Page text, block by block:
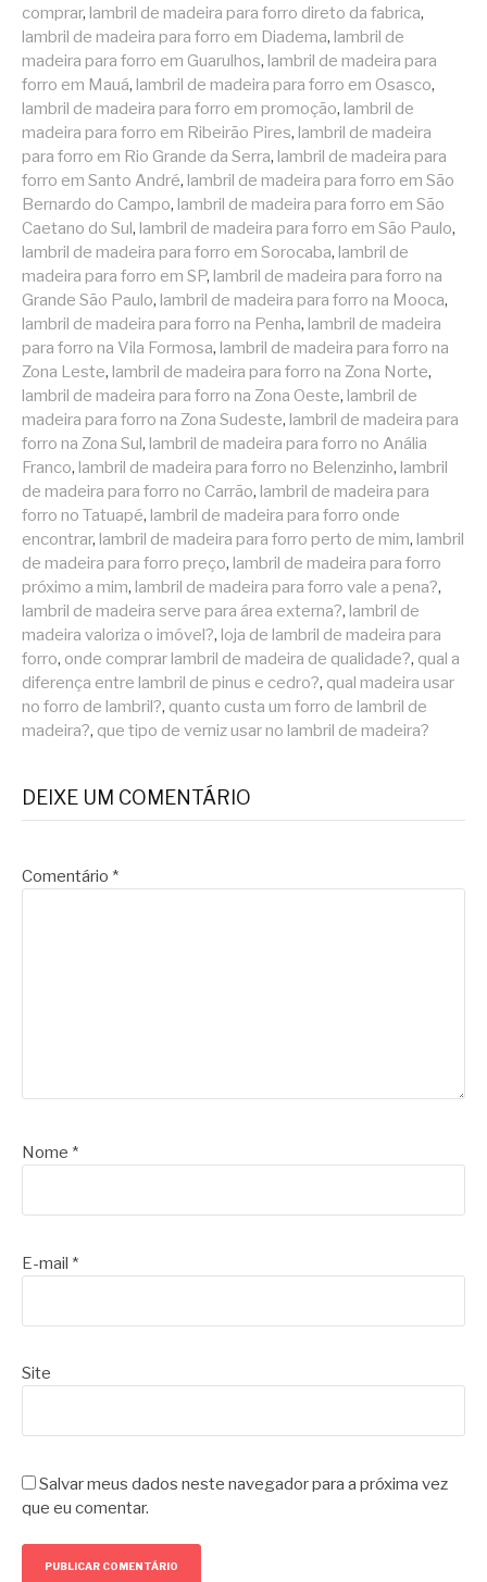
comprar, lambril de madeira para forro direto da fabrica,
lambril de madeira para forro em Diadema, lambril de
madeira para forro em Guarulhos, lambril de madeira para
forro em Mauá, lambril de madeira para forro em Osasco,
lambril de madeira para forro em promoção, lambril de
madeira para forro em Ribeirão Pires, lambril de madeira
para forro em Rio Grande da Serra, lambril de madeira para
forro em Santo André, lambril de madeira para forro em São
Bernardo do Campo, lambril de madeira para forro em São
Caetano do Sul, lambril de madeira para forro em São Paulo,
lambril de madeira para forro em Sorocaba, lambril de
madeira para forro em SP, lambril de madeira para forro na
Grande São Paulo, lambril de madeira para forro na Mooca,
lambril de madeira para forro na Penha, lambril de madeira
para forro na Vila Formosa, lambril de madeira para forro na
Zona Leste, lambril de madeira para forro na Zona Norte,
lambril de madeira para forro na Zona Oeste, lambril de
madeira para forro na Zona Sudeste, lambril de madeira para
forro na Zona Sul, lambril de madeira para forro no Anália
Franco, lambril de madeira para forro no Belenzinho, lambril
de madeira para forro no Carrão, lambril de madeira para
forro no Tatuapé, lambril de madeira para forro onde
encontrar, lambril de madeira para forro perto de mim, lambril
de madeira para forro preço, lambril de madeira para forro
próximo a mim, lambril de madeira para forro vale a pena?,
lambril de madeira serve para área externa?, lambril de
madeira valoriza o imóvel?, loja de lambril de madeira para
forro, onde comprar lambril de madeira de qualidade?, qual a
diferença entre lambril de pinus e cedro?, qual madeira usar
no forro de lambril?, quanto custa um forro de lambril de
madeira?, que tipo de verniz usar no lambril de madeira?
DEIXE UM COMENTÁRIO
Comentário *
Nome *
E-mail *
Site
Salvar meus dados neste navegador para a próxima vez
que eu comentar.